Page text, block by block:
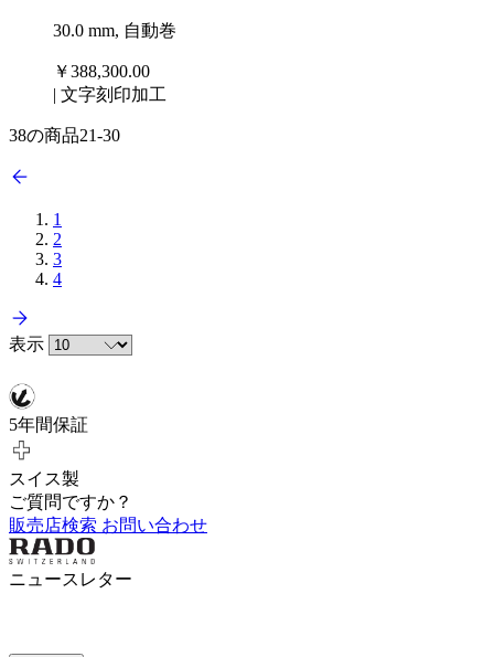
30.0 mm, 自動巻
￥388,300.00
| 文字刻印加工
38の商品21-30
1
2
3
4
表示
5年間保証
スイス製
ご質問ですか？
販売店検索 お問い合わせ
ニュースレター